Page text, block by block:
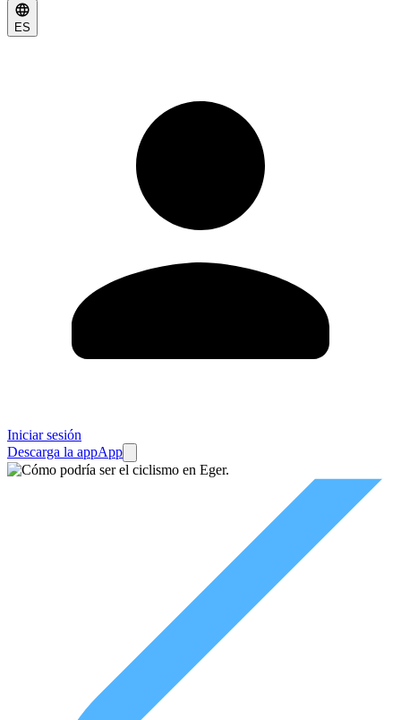
ES
Iniciar sesión
Descarga la appApp